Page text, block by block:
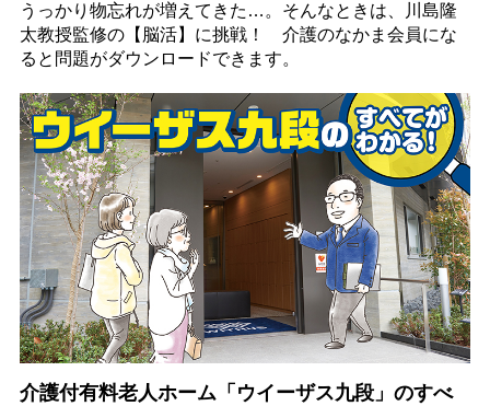
うっかり物忘れが増えてきた…。そんなときは、川島隆
太教授監修の【脳活】に挑戦！ 介護のなかま会員にな
ると問題がダウンロードできます。
介護付有料老人ホーム「ウイーザス九段」のすべ